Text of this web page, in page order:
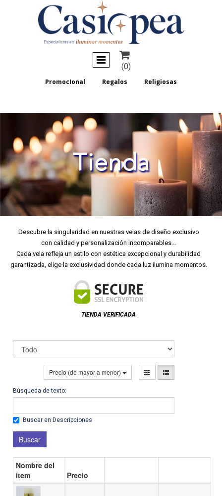

(0)
PromocIonal Regalos Religiosas
Tienda
Descubre la singularidad en nuestras velas de diseño exclusivo
con calidad y personalización incomparables...
Cada vela refleja un estilo con estética excepcional y durabilidad
garantizada, elige la exclusividad donde cada luz ilumina momentos.
TIENDA VERIFICADA
Precio (de mayor a menor)
Búsqueda de texto:
Buscar en Descripciones
Buscar
Nombre del
ítem
Precio